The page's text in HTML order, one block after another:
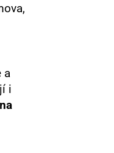
a
i
na